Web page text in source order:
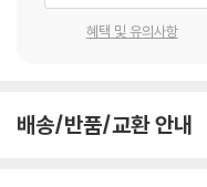
혜택 및 유의사항
배송/반품/교환 안내